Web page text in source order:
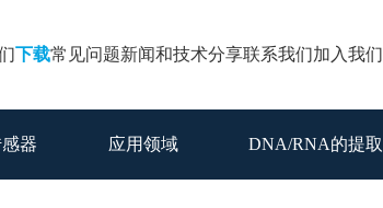
下载常见问题新闻和技术分享联系我们加入我们
器 应用领域 DNA/RNA的提取